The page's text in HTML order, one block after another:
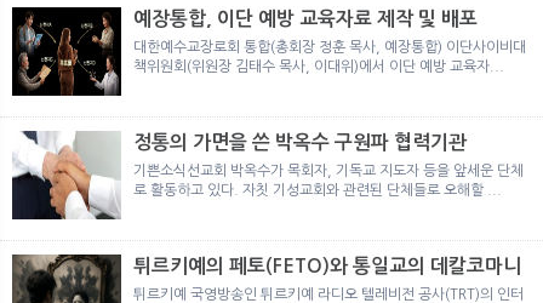
예장통합, 이단 예방 교육자료 제작 및 배포
대한예수교장로회 통합(총회장 정훈 목사, 예장통합) 이단사이비대
책위원회(위원장 김태수 목사, 이대위)에서 이단 예방 교육자...
정통의 가면을 쓴 박옥수 구원파 협력기관
기쁜소식선교회 박옥수가 목회자, 기독교 지도자 등을 앞세운 단체
로 활동하고 있다. 자칫 기성교회와 관련된 단체들로 오해할 ...
튀르키예의 페토(FETO)와 통일교의 데칼코마니
튀르키예 국영방송인 튀르키예 라디오 텔레비전 공사(TRT)의 인터